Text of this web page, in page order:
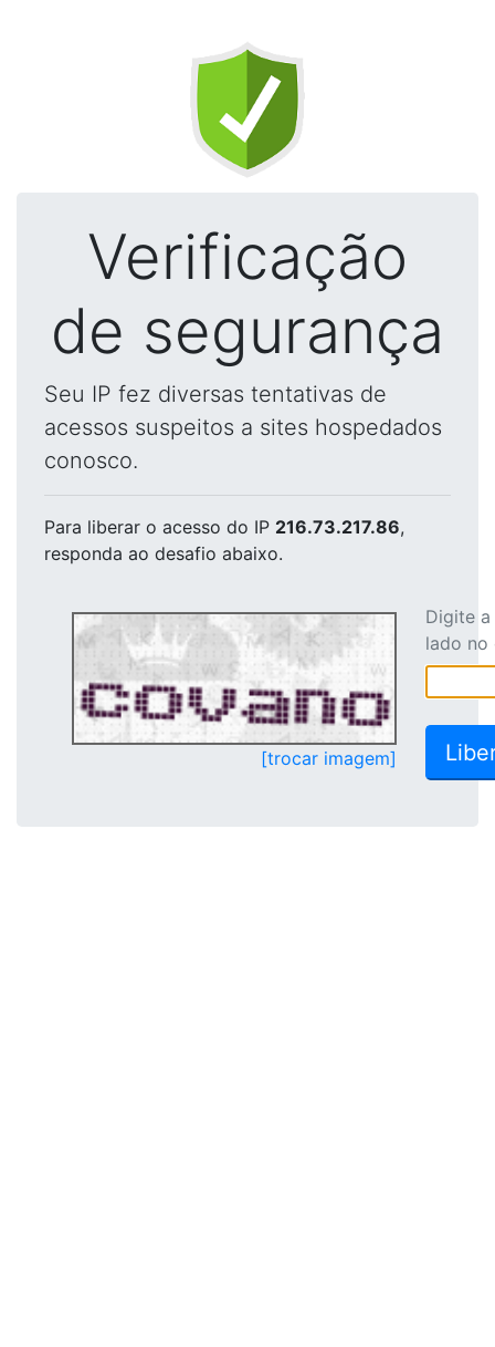
Verificação
de segurança
Seu IP fez diversas tentativas de
acessos suspeitos a sites hospedados
conosco.
Para liberar o acesso do IP 216.73.217.86,
responda ao desafio abaixo.
[trocar imagem]
Digite
lado no